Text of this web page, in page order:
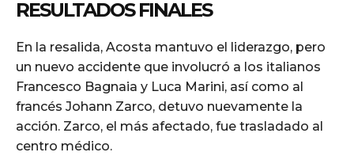
RESULTADOS FINALES
En la resalida, Acosta mantuvo el liderazgo, pero
un nuevo accidente que involucró a los italianos
Francesco Bagnaia y Luca Marini, así como al
francés Johann Zarco, detuvo nuevamente la
acción. Zarco, el más afectado, fue trasladado al
centro médico.